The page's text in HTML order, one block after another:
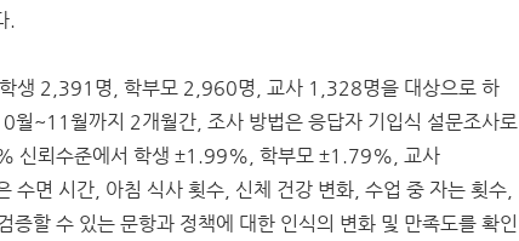
.
생 2,391명, 학부모 2,960명, 교사 1,328명을 대상으로 하
월~11월까지 2개월간, 조사 방법은 응답자 기입식 설문조사로
신뢰수준에서 학생 ±1.99%, 학부모 ±1.79%, 교사
면 시간, 아침 식사 횟수, 신체 건강 변화, 수업 중 자는 횟수,
증할 수 있는 문항과 정책에 대한 인식의 변화 및 만족도를 확인